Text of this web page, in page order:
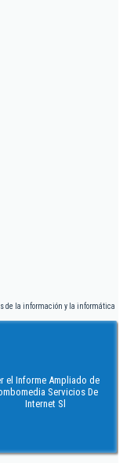
de la información y la informática
el Informe Ampliado de
Servicios De
Internet Sl